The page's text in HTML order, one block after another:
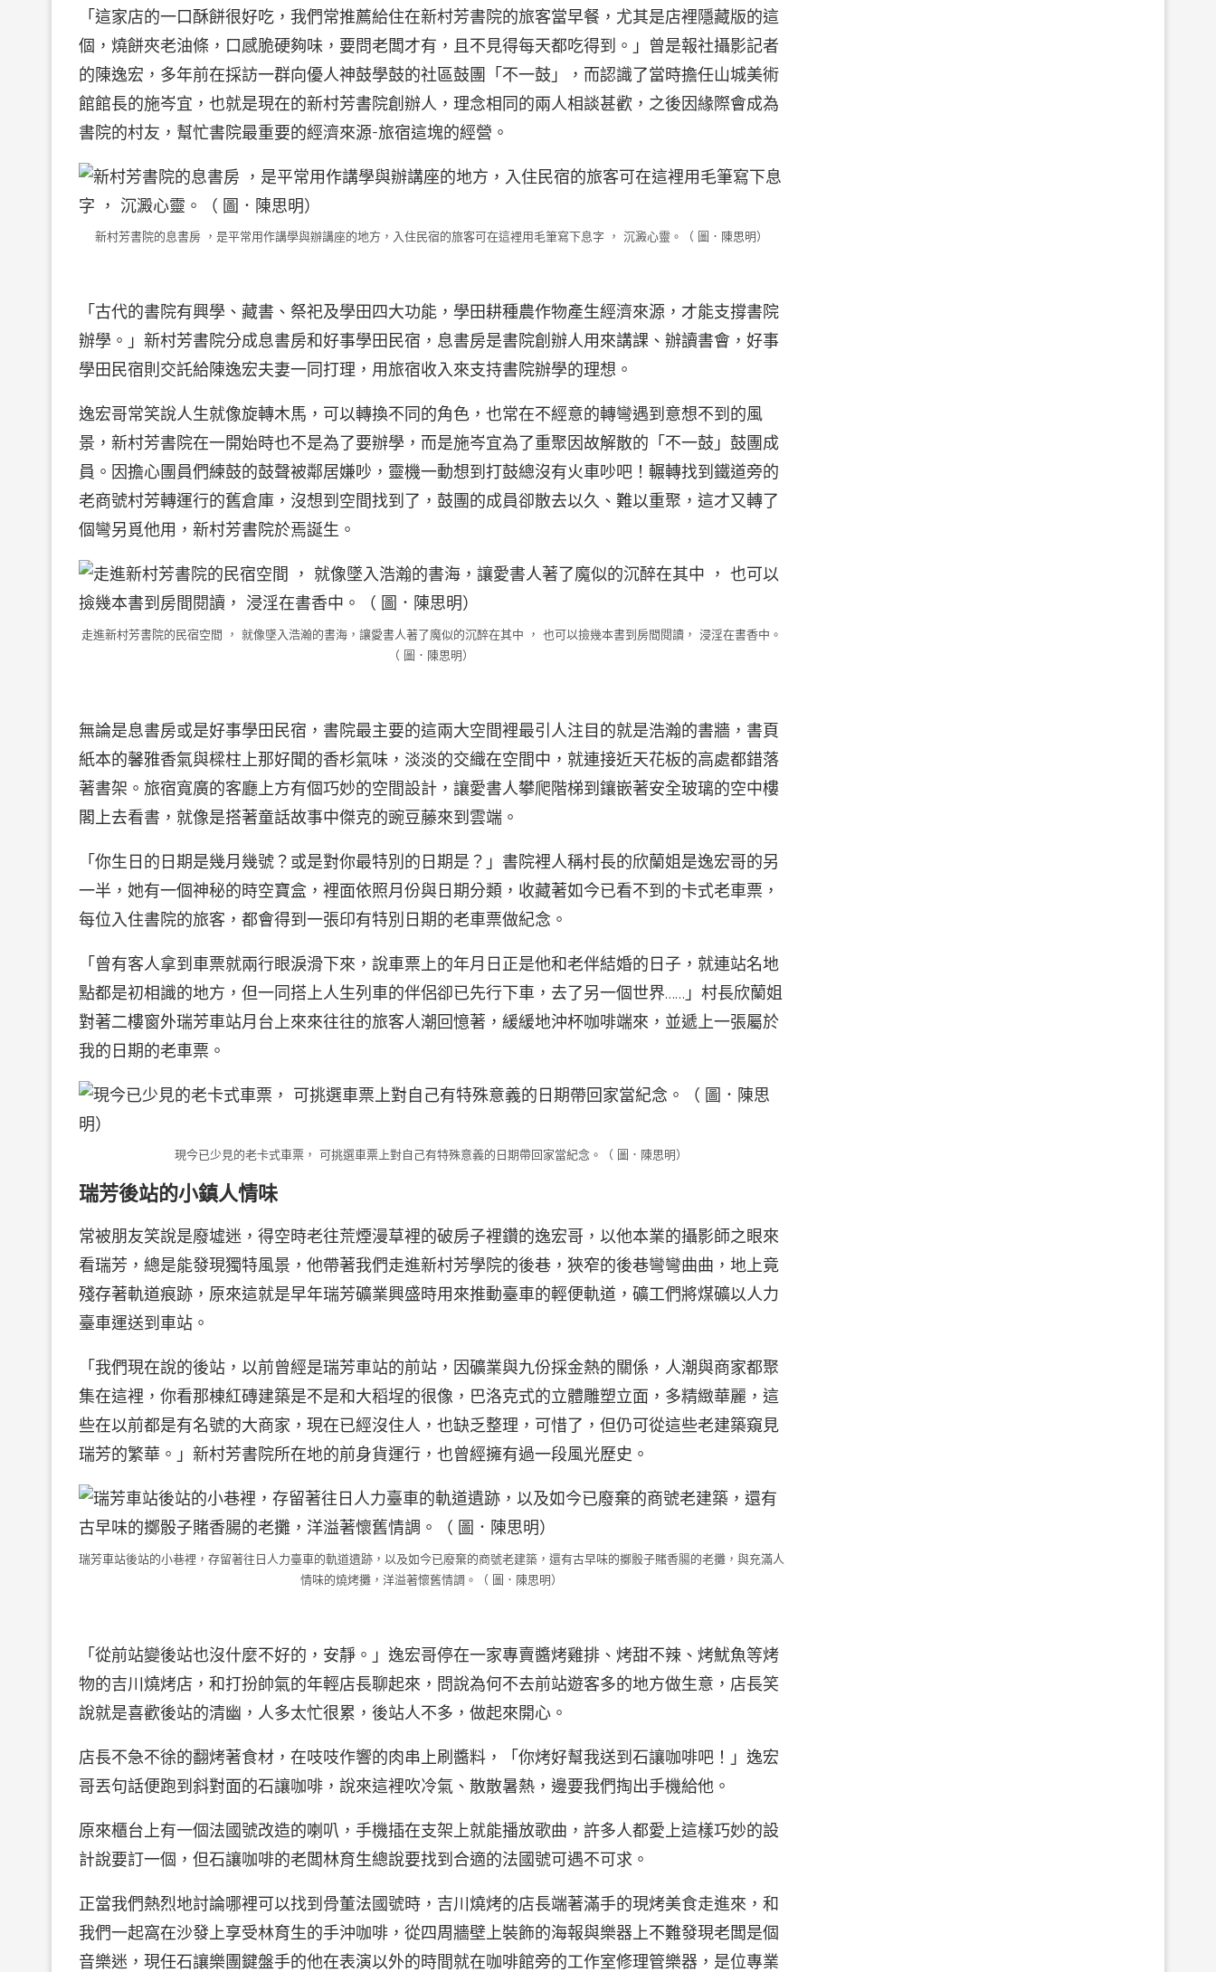
「這家店的一口酥餅很好吃，我們常推薦給住在新村芳書院的旅客當早餐，尤其是店裡隱藏版的這
個，燒餅夾老油條，口感脆硬夠味，要問老闆才有，且不見得每天都吃得到。」曾是報社攝影記者
的陳逸宏，多年前在採訪一群向優人神鼓學鼓的社區鼓團「不一鼓」，而認識了當時擔任山城美術
館館長的施岑宜，也就是現在的新村芳書院創辦人，理念相同的兩人相談甚歡，之後因緣際會成為
書院的村友，幫忙書院最重要的經濟來源-旅宿這塊的經營。
新村芳書院的息書房 ，是平常用作講學與辦講座的地方，入住民宿的旅客可在這裡用毛筆寫下息字 ， 沉澱心靈。（ 圖．陳思明）
「古代的書院有興學、藏書、祭祀及學田四大功能，學田耕種農作物產生經濟來源，才能支撐書院
辦學。」新村芳書院分成息書房和好事學田民宿，息書房是書院創辦人用來講課、辦讀書會，好事
學田民宿則交託給陳逸宏夫妻一同打理，用旅宿收入來支持書院辦學的理想。
逸宏哥常笑說人生就像旋轉木馬，可以轉換不同的角色，也常在不經意的轉彎遇到意想不到的風
景，新村芳書院在一開始時也不是為了要辦學，而是施岑宜為了重聚因故解散的「不一鼓」鼓團成
員。因擔心團員們練鼓的鼓聲被鄰居嫌吵，靈機一動想到打鼓總沒有火車吵吧！輾轉找到鐵道旁的
老商號村芳轉運行的舊倉庫，沒想到空間找到了，鼓團的成員卻散去以久、難以重聚，這才又轉了
個彎另覓他用，新村芳書院於焉誕生。
走進新村芳書院的民宿空間 ， 就像墜入浩瀚的書海，讓愛書人著了魔似的沉醉在其中 ， 也可以撿幾本書到房間閱讀， 浸淫在書香中。
（ 圖．陳思明）
無論是息書房或是好事學田民宿，書院最主要的這兩大空間裡最引人注目的就是浩瀚的書牆，書頁
紙本的馨雅香氣與樑柱上那好聞的香杉氣味，淡淡的交織在空間中，就連接近天花板的高處都錯落
著書架。旅宿寬廣的客廳上方有個巧妙的空間設計，讓愛書人攀爬階梯到鑲嵌著安全玻璃的空中樓
閣上去看書，就像是搭著童話故事中傑克的豌豆藤來到雲端。
「你生日的日期是幾月幾號？或是對你最特別的日期是？」書院裡人稱村長的欣蘭姐是逸宏哥的另
一半，她有一個神秘的時空寶盒，裡面依照月份與日期分類，收藏著如今已看不到的卡式老車票，
每位入住書院的旅客，都會得到一張印有特別日期的老車票做紀念。
「曾有客人拿到車票就兩行眼淚滑下來，說車票上的年月日正是他和老伴結婚的日子，就連站名地
點都是初相識的地方，但一同搭上人生列車的伴侶卻已先行下車，去了另一個世界……」村長欣蘭姐
對著二樓窗外瑞芳車站月台上來來往往的旅客人潮回憶著，緩緩地沖杯咖啡端來，並遞上一張屬於
我的日期的老車票。
現今已少見的老卡式車票， 可挑選車票上對自己有特殊意義的日期帶回家當紀念。（ 圖．陳思明）
瑞芳後站的小鎮人情味
常被朋友笑說是廢墟迷，得空時老往荒煙漫草裡的破房子裡鑽的逸宏哥，以他本業的攝影師之眼來
看瑞芳，總是能發現獨特風景，他帶著我們走進新村芳學院的後巷，狹窄的後巷彎彎曲曲，地上竟
殘存著軌道痕跡，原來這就是早年瑞芳礦業興盛時用來推動臺車的輕便軌道，礦工們將煤礦以人力
臺車運送到車站。
「我們現在說的後站，以前曾經是瑞芳車站的前站，因礦業與九份採金熱的關係，人潮與商家都聚
集在這裡，你看那棟紅磚建築是不是和大稻埕的很像，巴洛克式的立體雕塑立面，多精緻華麗，這
些在以前都是有名號的大商家，現在已經沒住人，也缺乏整理，可惜了，但仍可從這些老建築窺見
瑞芳的繁華。」新村芳書院所在地的前身貨運行，也曾經擁有過一段風光歷史。
瑞芳車站後站的小巷裡，存留著往日人力臺車的軌道遺跡，以及如今已廢棄的商號老建築，還有古早味的擲骰子賭香腸的老攤，與充滿人
情味的燒烤攤，洋溢著懷舊情調。（ 圖．陳思明）
「從前站變後站也沒什麼不好的，安靜。」逸宏哥停在一家專賣醬烤雞排、烤甜不辣、烤魷魚等烤
物的吉川燒烤店，和打扮帥氣的年輕店長聊起來，問說為何不去前站遊客多的地方做生意，店長笑
說就是喜歡後站的清幽，人多太忙很累，後站人不多，做起來開心。
店長不急不徐的翻烤著食材，在吱吱作響的肉串上刷醬料，「你烤好幫我送到石讓咖啡吧！」逸宏
哥丟句話便跑到斜對面的石讓咖啡，說來這裡吹冷氣、散散暑熱，邊要我們掏出手機給他。
原來櫃台上有一個法國號改造的喇叭，手機插在支架上就能播放歌曲，許多人都愛上這樣巧妙的設
計說要訂一個，但石讓咖啡的老闆林育生總說要找到合適的法國號可遇不可求。
正當我們熱烈地討論哪裡可以找到骨董法國號時，吉川燒烤的店長端著滿手的現烤美食走進來，和
我們一起窩在沙發上享受林育生的手沖咖啡，從四周牆壁上裝飾的海報與樂器上不難發現老闆是個
音樂迷，現任石讓樂團鍵盤手的他在表演以外的時間就在咖啡館旁的工作室修理管樂器，是位專業